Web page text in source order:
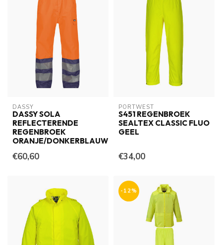
DASSY
DASSY SOLA
REFLECTERENDE
REGENBROEK
ORANJE/DONKERBLAUW
€60,60
PORTWEST
S451 REGENBROEK
SEALTEX CLASSIC FLUO
GEEL
€34,00
-12%